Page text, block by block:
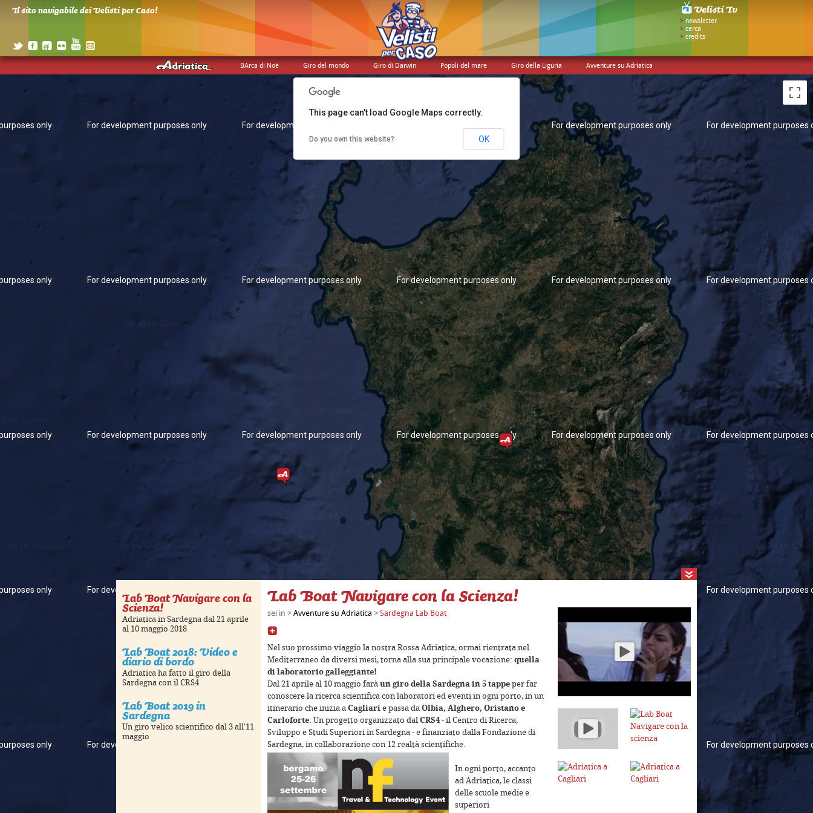
BArca di Noè Giro del mondo Giro di Darwin Popoli del mare Giro della Liguria Avventure su Adriatica
Il sito navigabile dei Velisti per Caso!
> newsletter
> cerca
> credits
For development purposes only For development purposes only
For development purposes only For development purposes only For development purposes only
For development purposes only
For development purposes only For development purposes only
For development purposes only For development purposes only
For development purposes only
For development purposes only
For development purposes only For development purposes only For development purposes only
For development purposes
For development purposes
For development purposes
For development purposes
only
only
only
only
only For development purposes only For development purposes only For development purposes
For development purposes only
This page can't load Google Maps correctly.
Do you own this website? OK
Lab Boat Navigare con la
Scienza!
Adriatica in Sardegna dal 21 aprile
al 10 maggio 2018
Lab Boat 2018: Video e
diario di bordo
Adriatica ha fatto il giro della
Sardegna con il CRS4
Lab Boat 2019 in
Sardegna
Un giro velico scientifico dal 3 all'11
maggio
Lab Boat Navigare con la Scienza!
sei in > Avventure su Adriatica > Sardegna Lab Boat
Nel suo prossimo viaggio la nostra Rossa Adriatica, ormai rientrata nel
Mediterraneo da diversi mesi, torna alla sua principale vocazione: quella
di laboratorio galleggiante!
Dal 21 aprile al 10 maggio farà un giro della Sardegna in 5 tappe per far
conoscere la ricerca scientifica con laboratori ed eventi in ogni porto, in un
itinerario che inizia a Cagliari e passa da Olbia, Alghero, Oristano e
Carloforte. Un progetto organizzato dal CRS4 - il Centro di Ricerca,
Sviluppo e Studi Superiori in Sardegna - e finanziato dalla Fondazione di
Sardegna, in collaborazione con 12 realtà scientifiche.
In ogni porto, accanto
ad Adriatica, le classi
delle scuole medie e
superiori